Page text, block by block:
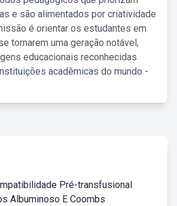
e são alimentados por criatividade
é orientar os estudantes em
tornarem uma geração notável,
educacionais reconhecidas
acadêmicas do mundo -
Pré-transfusional
Albuminoso E Coombs